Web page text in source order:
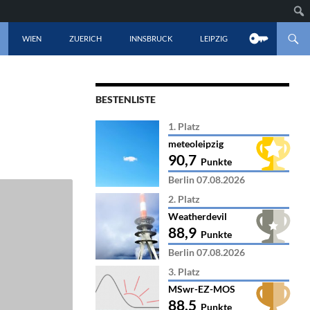
WIEN ZUERICH INNSBRUCK LEIPZIG
BESTENLISTE
1. Platz
meteoleipzig
90,7 Punkte
Berlin 07.08.2026
2. Platz
Weatherdevil
88,9 Punkte
Berlin 07.08.2026
3. Platz
MSwr-EZ-MOS
88,5 Punkte